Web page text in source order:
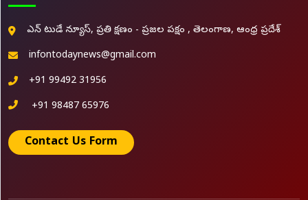
ఎన్ టుడే న్యూస్, ప్రతి క్షణం - ప్రజల పక్షం , తెలంగాణ, ఆంధ్ర ప్రదేశ్
infontodaynews@gmail.com
+91 99492 31956
+91 98487 65976
Contact Us Form